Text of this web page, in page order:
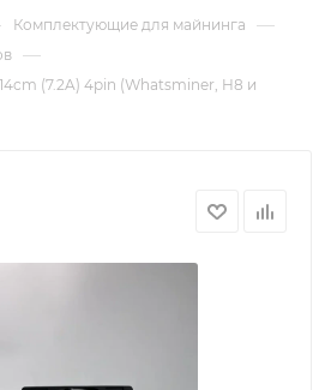
Комплектующие для майнинга —
—
(7.2A) 4pin (Whatsminer, H8 и